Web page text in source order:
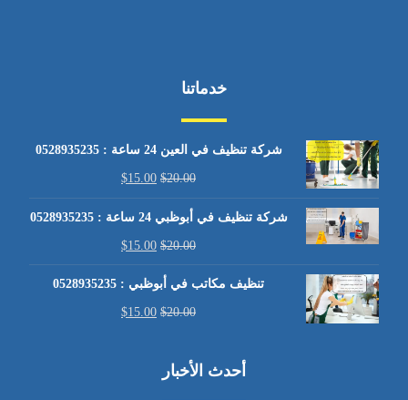
خدماتنا
شركة تنظيف في العين 24 ساعة : 0528935235
$20.00
$15.00
شركة تنظيف في أبوظبي 24 ساعة : 0528935235
$20.00
$15.00
تنظيف مكاتب في أبوظبي : 0528935235
$20.00
$15.00
أحدث الأخبار